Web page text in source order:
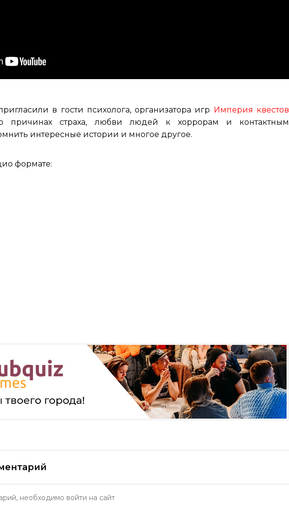
в гости психолога, организатора игр Империя квестов
причинах страха, любви людей к хоррорам и контактным
интересные истории и многое другое.
формате: